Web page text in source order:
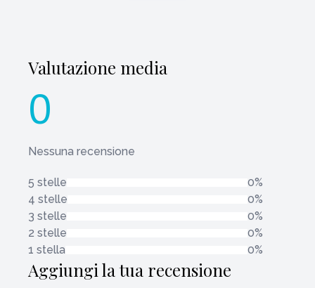
Valutazione media
0
Nessuna recensione
5 stelle
0%
4 stelle
0%
3 stelle
0%
2 stelle
0%
1 stella
0%
Aggiungi la tua recensione